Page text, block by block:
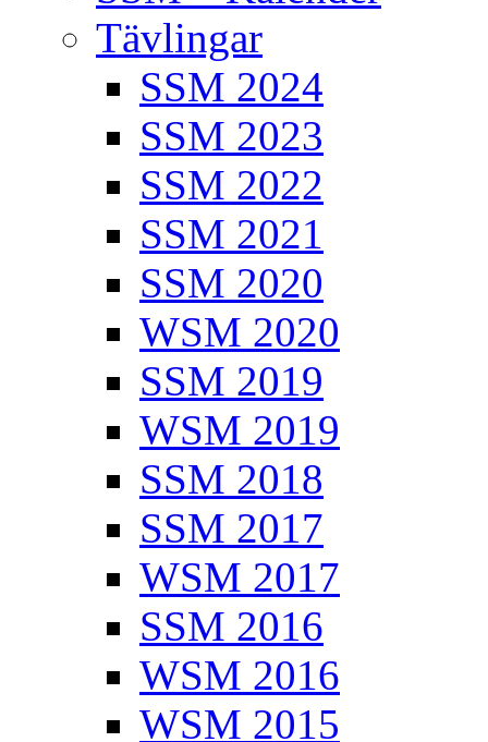
Tävlingar
SSM 2024
SSM 2023
SSM 2022
SSM 2021
SSM 2020
WSM 2020
SSM 2019
WSM 2019
SSM 2018
SSM 2017
WSM 2017
SSM 2016
WSM 2016
WSM 2015